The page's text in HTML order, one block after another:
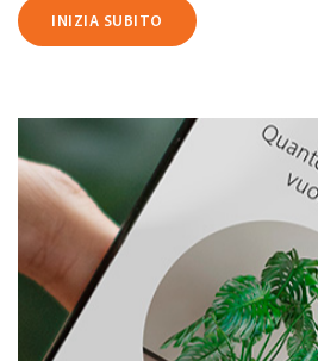
INIZIA SUBITO